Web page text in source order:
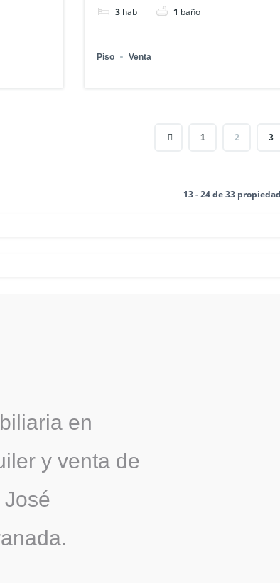
3 hab 1 baño
Piso Venta
1 2 3
13 - 24 de 33
en
y venta de